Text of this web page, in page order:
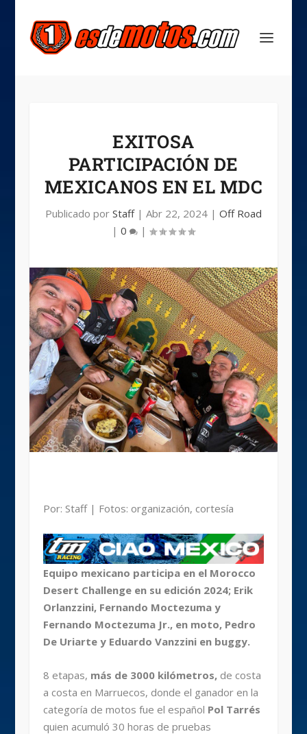
EXITOSA
PARTICIPACIÓN DE
MEXICANOS EN EL MDC
Publicado por Staff| Abr 22, 2024| Off Road
|0 |
Por: Staff | Fotos: organización, cortesía
Equipo mexicano participa en el Morocco
Desert Challenge en su edición 2024; Erik
Orlanzzini, Fernando Moctezuma y
Fernando Moctezuma Jr., en moto, Pedro
De Uriarte y Eduardo Vanzzini en buggy.
8 etapas, más de 3000 kilómetros,de costa
a costa en Marruecos, donde el ganador en la
categoría de motos fue el español Pol Tarrés
quien acumuló 30 horas de pruebas